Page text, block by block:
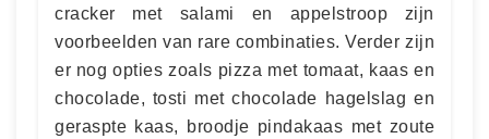
cracker met salami en appelstroop zijn
voorbeelden van rare combinaties. Verder zijn
er nog opties zoals pizza met tomaat, kaas en
chocolade, tosti met chocolade hagelslag en
geraspte kaas, broodje pindakaas met zoute